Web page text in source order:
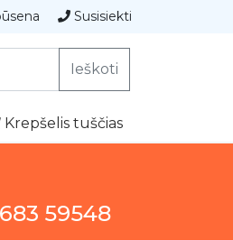
Susisiekti
Ieškoti
Krepšelis tuščias
59548